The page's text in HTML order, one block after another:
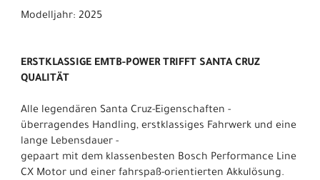
Modelljahr: 2025
ERSTKLASSIGE EMTB-POWER TRIFFT SANTA CRUZ
QUALITÄT
Alle legendären Santa Cruz-Eigenschaften -
überragendes Handling, erstklassiges Fahrwerk und eine
lange Lebensdauer -
gepaart mit dem klassenbesten Bosch Performance Line
CX Motor und einer fahrspaß-orientierten Akkulösung.